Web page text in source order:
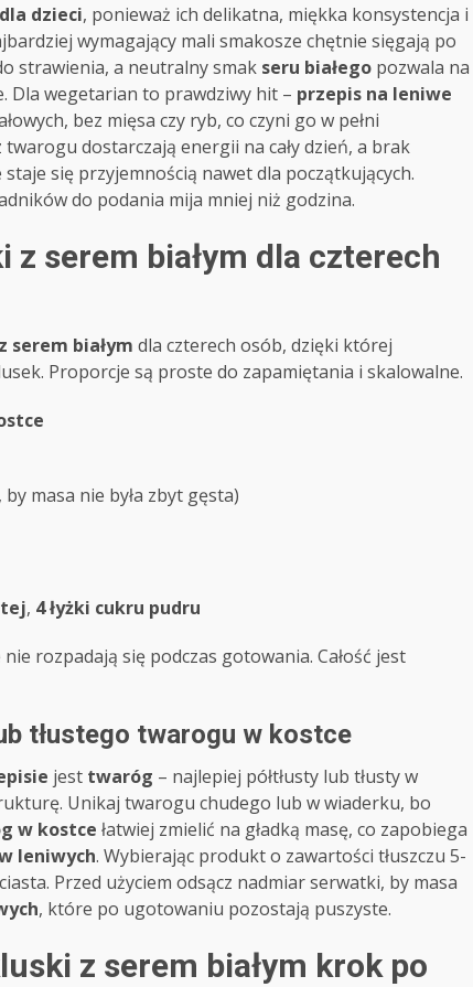
dzieci, ponieważ ich delikatna, miękka konsystencja i
wymagający mali smakosze chętnie sięgają po
strawienia, a neutralny smak seru białego pozwala na
Dla wegetarian to prawdziwy hit – przepis na leniwe
bez mięsa czy ryb, co czyni go w pełni
twarogu dostarczają energii na cały dzień, a brak
się przyjemnością nawet dla początkujących.
do podania mija mniej niż godzina.
z serem białym dla czterech
serem białym dla czterech osób, dzięki której
Proporcje są proste do zapamiętania i skalowalne.
masa nie była zbyt gęsta)
, 4 łyżki cukru pudru
rozpadają się podczas gotowania. Całość jest
tłustego twarogu w kostce
jest twaróg – najlepiej półtłusty lub tłusty w
Unikaj twarogu chudego lub w wiaderku, bo
w kostce łatwiej zmielić na gładką masę, co zapobiega
leniwych. Wybierając produkt o zawartości tłuszczu 5-
Przed użyciem odsącz nadmiar serwatki, by masa
, które po ugotowaniu pozostają puszyste.
z serem białym krok po